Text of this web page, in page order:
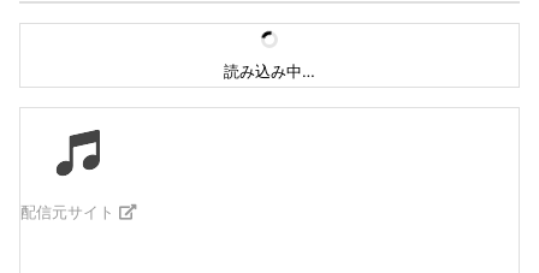
読み込み中…
配信元サイト